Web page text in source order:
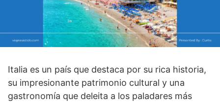
Italia es un país que destaca por su rica historia,
su impresionante patrimonio cultural y una
gastronomía que deleita a los paladares más